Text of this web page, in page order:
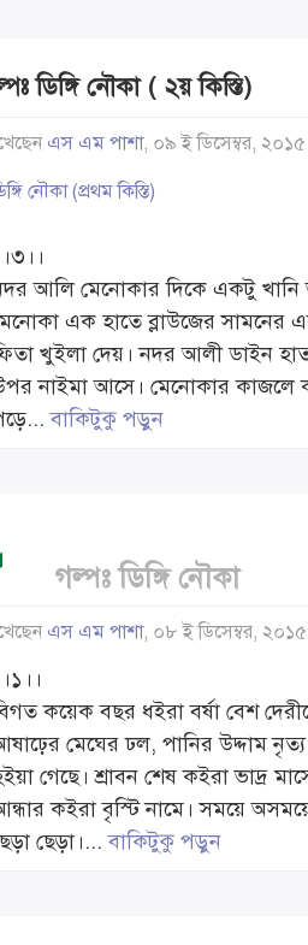
ডিঙ্গি নৌকা ( ২য় কিস্তি)
এস এম পাশা, ০৯ ই ডিসেম্বর,
নৌকা (প্রথম কিস্তি)
আলি মেনোকার দিকে একটু খানি
এক হাতে ব্লাউজের সামনের
খুইলা দেয়। নদর আলী ডাইন
নাইমা আসে। মেনোকার কাজলে
বাকিটুকু পড়ুন
গল্পঃ ডিঙ্গি নৌকা
এস এম পাশা, ০৮ ই ডিসেম্বর,
কয়েক বছর ধইরা বর্ষা বেশ
মেঘের ঢল, পানির উদ্দাম
গেছে। শ্রাবন শেষ কইরা ভাদ্র
কইরা বৃস্টি নামে। সময়ে
ছেড়া।...বাকিটুকু পড়ুন